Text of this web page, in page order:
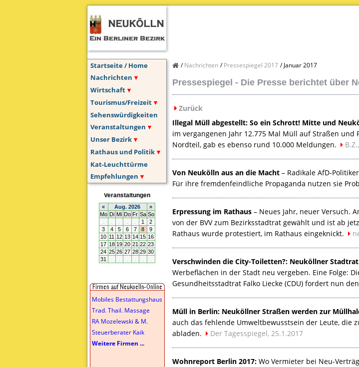
Startseite / Home
Nachrichten
Wirtschaft
Tourismus/Freizeit
Sehenswürdigkeiten
Veranstaltungen
Unser Bezirk
Rathaus und Politik
Kat-Leuchttürme
Empfehlungen
Mobiles Bestattungshaus
Trad. Thail. Massage
RA Mozelewski & M.
Steuerberater Kaik
Weitere Firmen ...
Nachrichten Pressespiegel 2017 Januar 2017
Pressespiegel - Die Presse berichtet über
Zurück
Illegal Müll abgestellt: So ein Schrott! Mitte und
im vergangenen Jahr 12.775 Mal Müll auf Straßen
Nordteil, gab es ebenso rund 10.000 Meldungen.
Von Neukölln aus an die Macht– Radikale AfD-
Für ihre fremdenfeindliche Propaganda nutzen sie
Erpressung im Rathaus– Neues Jahr, neuer Versuch.
von der BVVzum Bezirksstadtrat gewählt und ist ab
Rathaus wurde protestiert, im Rathaus eingeknickt.
Verschwinden die City-Toiletten?: Neuköllner
Werbeflächen in der Stadt neu vergeben. Eine Folge:
Gesundheitsstadtrat Falko Liecke (CDU) fordert nun
Müll in Berlin: Neuköllner Straßen werden zur
auch das fehlende Umweltbewusstsein der Leute, die
abladen.
Der Tagesspiegel, 25.1.2017
Wohnreport Berlin 2017:Wo Vermieter bei Neu-